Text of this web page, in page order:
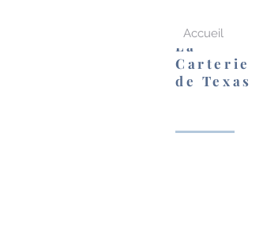
La
Carterie
de Texas
Accueil